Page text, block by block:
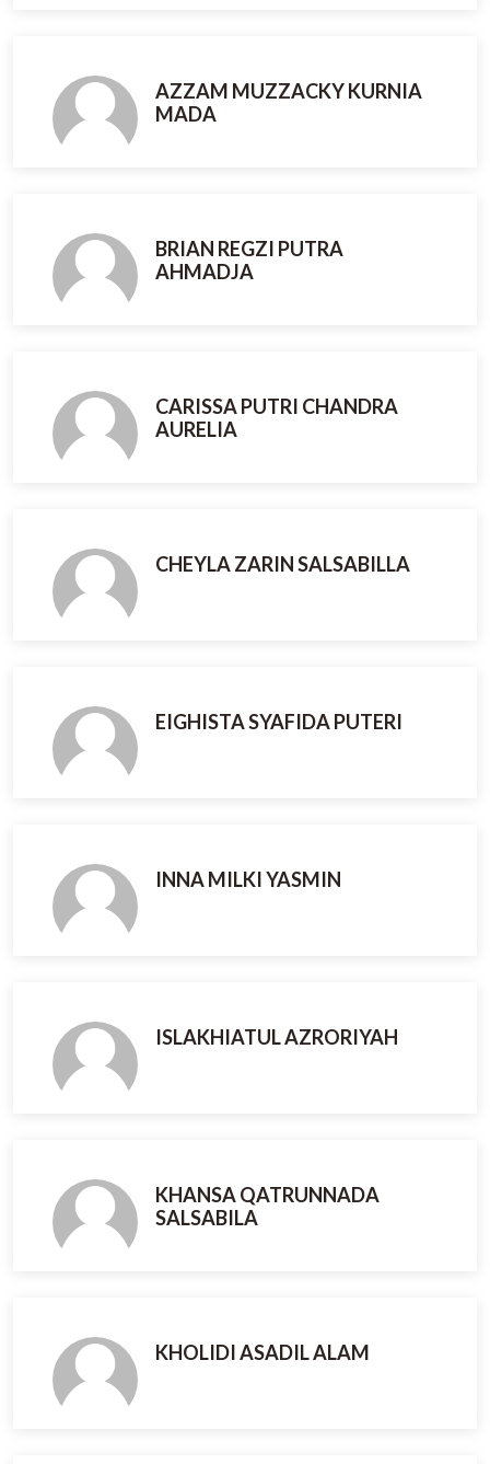
AZZAM MUZZACKY KURNIA
MADA
BRIAN REGZI PUTRA
AHMADJA
CARISSA PUTRI CHANDRA
AURELIA
CHEYLA ZARIN SALSABILLA
EIGHISTA SYAFIDA PUTERI
INNA MILKI YASMIN
ISLAKHIATUL AZRORIYAH
KHANSA QATRUNNADA
SALSABILA
KHOLIDI ASADIL ALAM